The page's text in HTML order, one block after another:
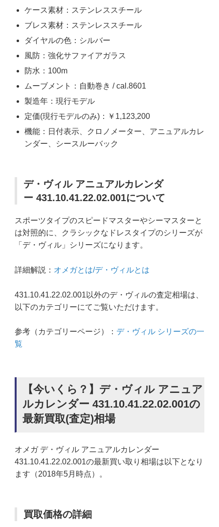
ケース素材：ステンレススチール
ブレス素材：ステンレススチール
ダイヤルの色：シルバー
風防：強化サファイアガラス
防水：100m
ムーブメント：自動巻き / cal.8601
製造年：現行モデル
定価(現行モデルのみ)：￥1,123,200
機能：日付表示、クロノメーター、アニュアルカレ
ンダー、シースルーバック
デ・ヴィル アニュアルカレンダ
ー 431.10.41.22.02.001について
スポーツタイプのスピードマスターやシーマスターと
は対照的に、クラシックなドレスタイプのシリーズが
「デ・ヴィル」シリーズになります。
詳細解説： オメガとは/デ・ヴィルとは
431.10.41.22.02.001以外のデ・ヴィルの査定相場は、
以下のカテゴリーにてご覧いただけます。
参考（カテゴリーページ）： デ・ヴィル シリーズの一
覧
【今いくら？】デ・ヴィル アニュア
ルカレンダー 431.10.41.22.02.001の
最新買取(査定)相場
オメガ デ・ヴィル アニュアルカレンダー
431.10.41.22.02.001の最新買い取り相場は以下となり
ます（2018年5月時点）。
買取価格の詳細